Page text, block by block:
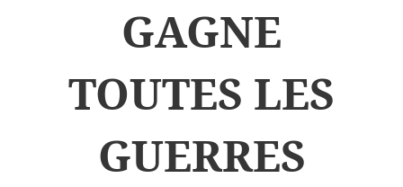
GAGNE
TOUTES LES
GUERRES